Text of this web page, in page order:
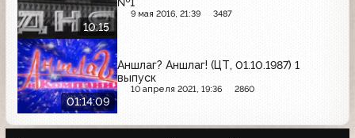
10:15
9 мая 2016, 21:39 3487
01:14:09
Аншлаг? Аншлаг! (ЦТ, 01.10.1987) 1
выпуск
10 апреля 2021, 19:36 2860